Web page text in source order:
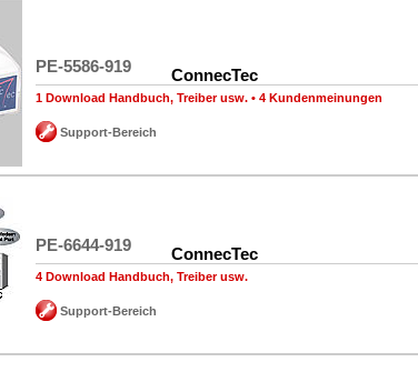
PE-5586-919 ConnecTec
1 Download Handbuch, Treiber usw. • 4 Kundenmeinungen
Support-Bereich
PE-6644-919 ConnecTec
4 Download Handbuch, Treiber usw.
Support-Bereich